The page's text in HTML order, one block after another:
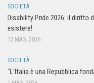
SOCIETÀ
Disability Pride 2026: il diritto
esistere!
12 MAG, 2026
SOCIETÀ
“L’Italia è una Repubblica